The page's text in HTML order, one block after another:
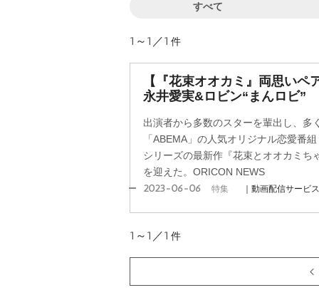
すべて
1～1／1 件
【『花束オオカミ』両思いペ
永井愛実&ロビン“まんロビ”
出演者から多数のスターを輩出し、多
「ABEMA」の人気オリジナル恋愛番
シリーズの最新作『花束とオオカミち
を迎えた。ORICON NEWS
2023-06-06 特集 ｜動画配信サービ
1～1／1 件